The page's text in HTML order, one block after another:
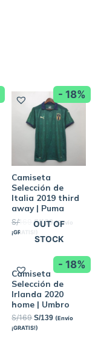
- 18%
Camiseta
Selección de
Italia 2019 third
away | Puma
S/169 S/139 (Envío
¡GRATIS!)
- 18%
OUT OF
STOCK
Camiseta
Selección de
Irlanda 2020
home | Umbro
S/169 S/139 (Envío
¡GRATIS!)